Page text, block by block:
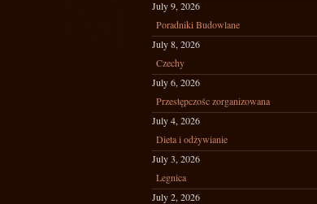
July 9, 2026
Poradniki Budowlane
July 8, 2026
Czechy
July 6, 2026
Przestępczośc zorganizowana
July 4, 2026
Dieta i odżywianie
July 3, 2026
Legnica
July 2, 2026